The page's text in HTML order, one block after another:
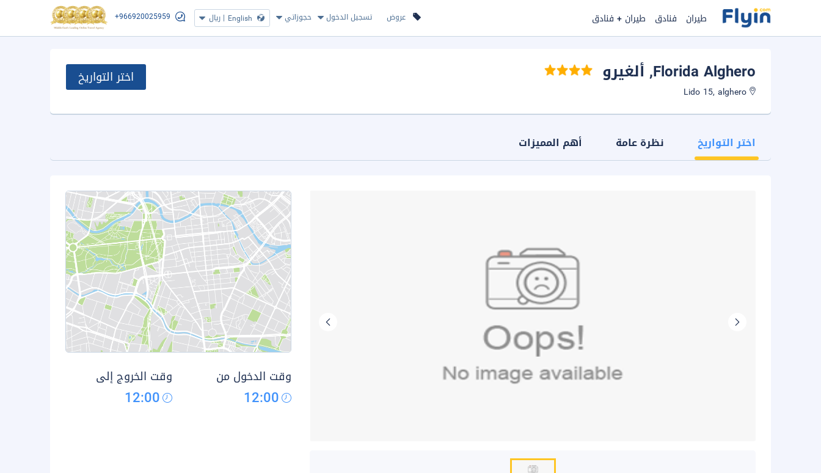
عروض تسجيل الدخول حجوزاتي English
| ريال +966920025959 طيران فنادق طيران + فنادق
Florida Alghero, ألغيرو اختر التواريخ
اختر التواريخ نظرة عامة أهم المميزات
وقت الدخول من
12:00
وقت الخروج إلى
12:00